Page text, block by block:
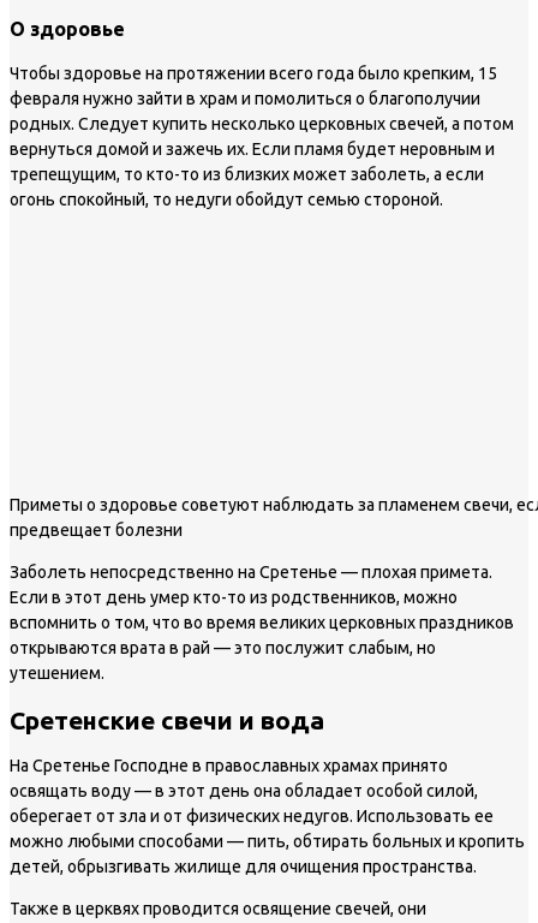
О здоровье
Чтобы здоровье на протяжении всего года было крепким, 15
февраля нужно зайти в храм и помолиться о благополучии
родных. Следует купить несколько церковных свечей, а потом
вернуться домой и зажечь их. Если пламя будет неровным и
трепещущим, то кто-то из близких может заболеть, а если
огонь спокойный, то недуги обойдут семью стороной.
Приметы о здоровье советуют наблюдать за пламенем свечи,
предвещает болезни
Заболеть непосредственно на Сретенье — плохая примета.
Если в этот день умер кто-то из родственников, можно
вспомнить о том, что во время великих церковных праздников
открываются врата в рай — это послужит слабым, но
утешением.
Сретенские свечи и вода
На Сретенье Господне в православных храмах принято
освящать воду — в этот день она обладает особой силой,
оберегает от зла и от физических недугов. Использовать ее
можно любыми способами — пить, обтирать больных и кропить
детей, обрызгивать жилище для очищения пространства.
Также в церквях проводится освящение свечей, они